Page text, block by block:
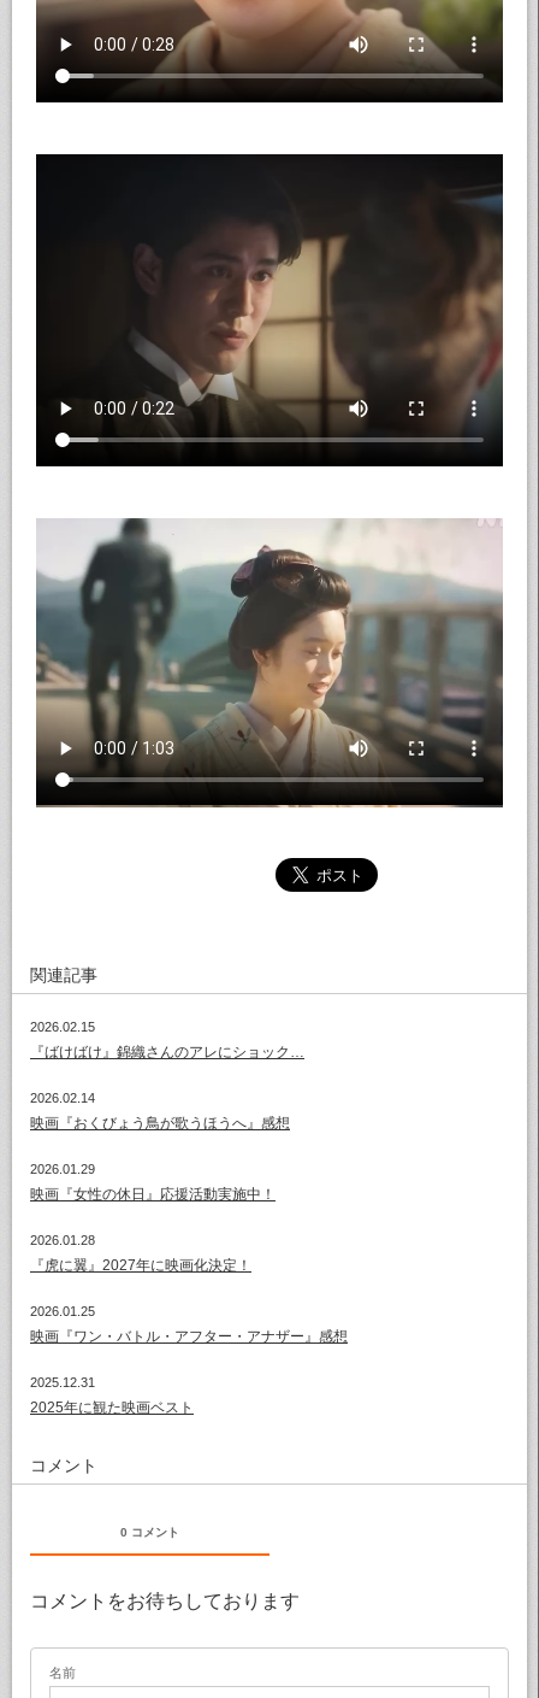
関連記事
2026.02.15
『ばけばけ』錦織さんのアレにショック…
2026.02.14
映画『おくびょう鳥が歌うほうへ』感想
2026.01.29
映画『女性の休日』応援活動実施中！
2026.01.28
『虎に翼』2027年に映画化決定！
2026.01.25
映画『ワン・バトル・アフター・アナザー』感想
2025.12.31
2025年に観た映画ベスト
コメント
0 コメント
コメントをお待ちしております
名前